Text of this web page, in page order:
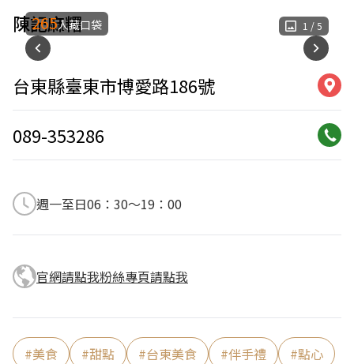
陳記麻糬 1 /5
265人藏口袋
台東縣臺東市博愛路186號
089-353286
週一至日06：30～19：00
官網請點我粉絲專頁請點我
#美食 #甜點 #台東美食 #伴手禮 #點心